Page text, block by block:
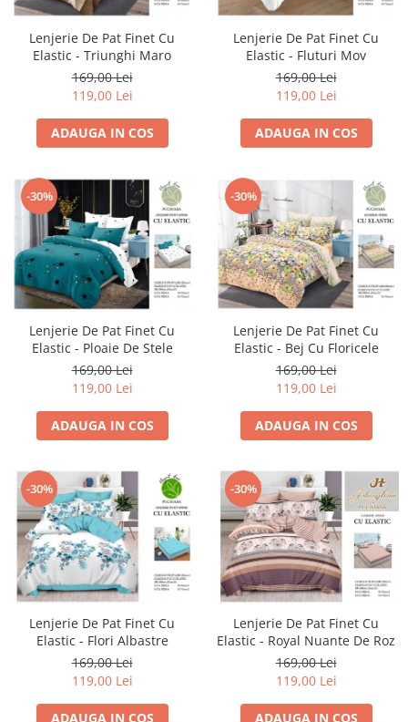
Lenjerie De Pat Finet Cu
Elastic - Triunghi Maro
169,00 Lei
119,00 Lei
ADAUGA IN COS
Lenjerie De Pat Finet Cu
Elastic - Fluturi Mov
169,00 Lei
119,00 Lei
ADAUGA IN COS
-30%
Lenjerie De Pat Finet Cu
Elastic - Ploaie De Stele
169,00 Lei
119,00 Lei
ADAUGA IN COS
-30%
Lenjerie De Pat Finet Cu
Elastic - Bej Cu Floricele
169,00 Lei
119,00 Lei
ADAUGA IN COS
-30%
Lenjerie De Pat Finet Cu
Elastic - Flori Albastre
169,00 Lei
119,00 Lei
ADAUGA IN COS
-30%
Lenjerie De Pat Finet Cu
Elastic - Royal Nuante De Roz
169,00 Lei
119,00 Lei
ADAUGA IN COS